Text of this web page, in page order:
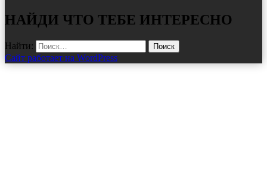
НАЙДИ ЧТО ТЕБЕ ИНТЕРЕСНО
Найти:
Сайт работает на WordPress